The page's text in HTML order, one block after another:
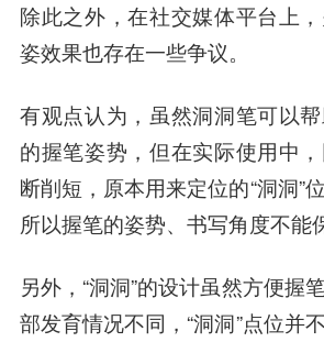
除此之外，在社交媒体平台上
姿效果也存在一些争议。
有观点认为，虽然洞洞笔可以
的握笔姿势，但在实际使用中
断削短，原本用来定位的“洞洞”
所以握笔的姿势、书写角度不能
另外，“洞洞”的设计虽然方便握
部发育情况不同，“洞洞”点位并